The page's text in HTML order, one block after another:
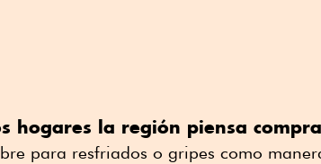
hogares la región piensa
para resfriados o gripes como